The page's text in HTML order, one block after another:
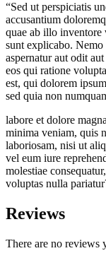
“Sed ut perspiciatis
accusantium
quae ab illo inventore
sunt explicabo.
aspernatur aut odit
eos qui ratione
est, qui dolorem
sed quia non
labore et dolore
minima veniam, quis
laboriosam, nisi ut
vel eum iure
molestiae
voluptas nulla
Reviews
There are no reviews